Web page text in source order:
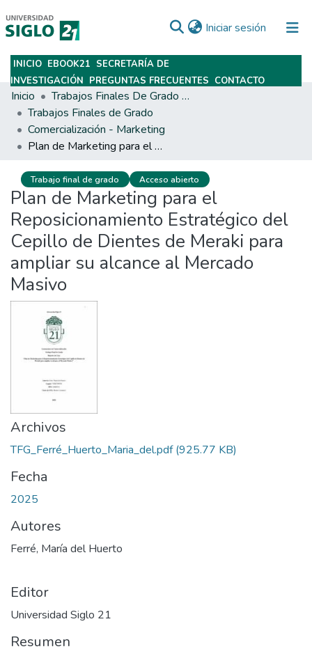
Iniciar sesión (current)
Subir
INICIO EBOOK21 SECRETARÍA DE
INVESTIGACIÓN PREGUNTAS FRECUENTES CONTACTO
Inicio
Trabajos Finales De Grado Y Posgrado
Trabajos Finales de Grado
Comercialización - Marketing
Plan de Marketing para el Reposicionamiento Estratégico del Cepillo de Dientes de Meraki para ampliar su alcance al Mercado Masivo
Trabajo final de grado Acceso abierto
Plan de Marketing para el
Reposicionamiento Estratégico del
Cepillo de Dientes de Meraki para
ampliar su alcance al Mercado
Masivo
Archivos
TFG_Ferré_Huerto_Maria_del.pdf(925.77 KB)
Fecha
2025
Autores
Ferré, María del Huerto
Editor
Universidad Siglo 21
Resumen